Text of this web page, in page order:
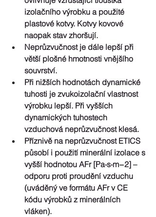
izolačního výrobku a použité
plastové kotvy. Kotvy kovové
naopak stav zhoršují.
Neprůzvučnost je dále lepší při
větší plošné hmotnosti vnějšího
souvrství.
Při nižších hodnotách dynamické
tuhosti je zvukoizolační vlastnost
výrobku lepší. Při vyšších
dynamických tuhostech
vzduchová neprůzvučnost klesá.
Příznivě na neprůzvučnost ETICS
působí i použití minerální izolace s
vyšší hodnotou AFr [Pa‧s‧m−2] –
odporu proti proudění vzduchu
(uváděný ve formátu AFr v CE
kódu výrobků z minerálních
vláken).